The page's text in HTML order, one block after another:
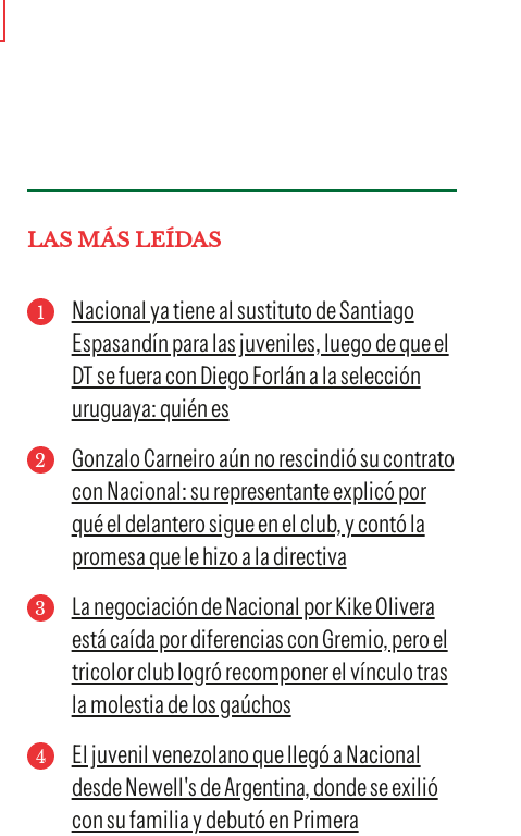
LAS MÁS LEÍDAS
Nacional ya tiene al sustituto de Santiago
Espasandín para las juveniles, luego de que el
DT se fuera con Diego Forlán a la selección
uruguaya: quién es
Gonzalo Carneiro aún no rescindió su contrato
con Nacional: su representante explicó por
qué el delantero sigue en el club, y contó la
promesa que le hizo a la directiva
La negociación de Nacional por Kike Olivera
está caída por diferencias con Gremio, pero el
tricolor club logró recomponer el vínculo tras
la molestia de los gaúchos
El juvenil venezolano que llegó a Nacional
desde Newell's de Argentina, donde se exilió
con su familia y debutó en Primera